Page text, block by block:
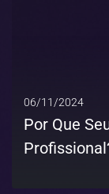
06/11/2024
Por Que